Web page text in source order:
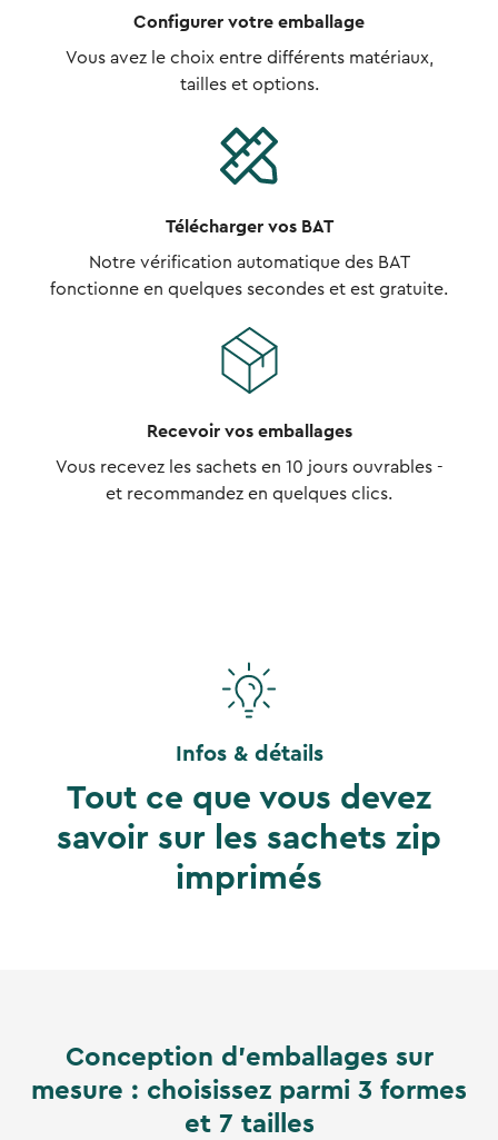
Configurer votre emballage
Vous avez le choix entre différents matériaux,
tailles et options.
Télécharger vos BAT
Notre vérification automatique des BAT
fonctionne en quelques secondes et est gratuite.
Recevoir vos emballages
Vous recevez les sachets en 10 jours ouvrables -
et recommandez en quelques clics.
Infos & détails
Tout ce que vous devez
savoir sur les sachets zip
imprimés
Conception d'emballages sur
mesure : choisissez parmi 3 formes
et 7 tailles